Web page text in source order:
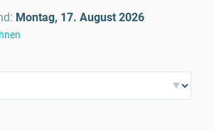
: Montag, 17. August 2026